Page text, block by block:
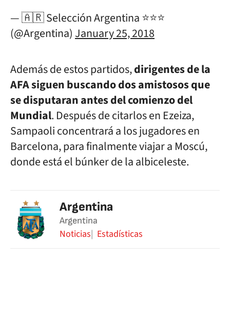
— 🇦🇷 Selección Argentina ⭐⭐⭐
(@Argentina) January 25, 2018
Además de estos partidos,dirigentes de la
AFA siguen buscando dos amistosos que
se disputaran antes del comienzo del
Mundial. Después de citarlos en Ezeiza,
Sampaoli concentrará a los jugadores en
Barcelona, para finalmente viajar a Moscú,
donde está el búnker de la albiceleste.
Argentina
Argentina
Noticias Estadísticas